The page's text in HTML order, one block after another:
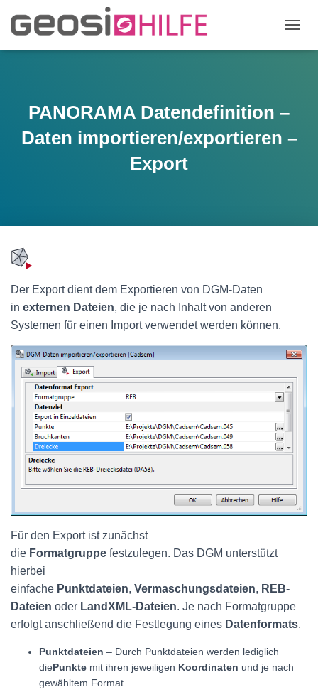
A
O
H
PANORAMA Datendefinition –
Daten importieren/exportieren –
Export
Der Export dient dem Exportieren von DGM-Daten
in externen Dateien, die je nach Inhalt von anderen
Systemen für einen Import verwendet werden können.
Für den Export ist zunächst
die Formatgruppe festzulegen. Das DGM unterstützt
hierbei
einfache Punktdateien, Vermaschungsdateien, REB-
Dateien oder LandXML-Dateien. Je nach Formatgruppe
erfolgt anschließend die Festlegung eines Datenformats.
Punktdateien – Durch Punktdateien werden lediglich
diePunkte mit ihren jeweiligen Koordinaten und je nach
gewähltem Format